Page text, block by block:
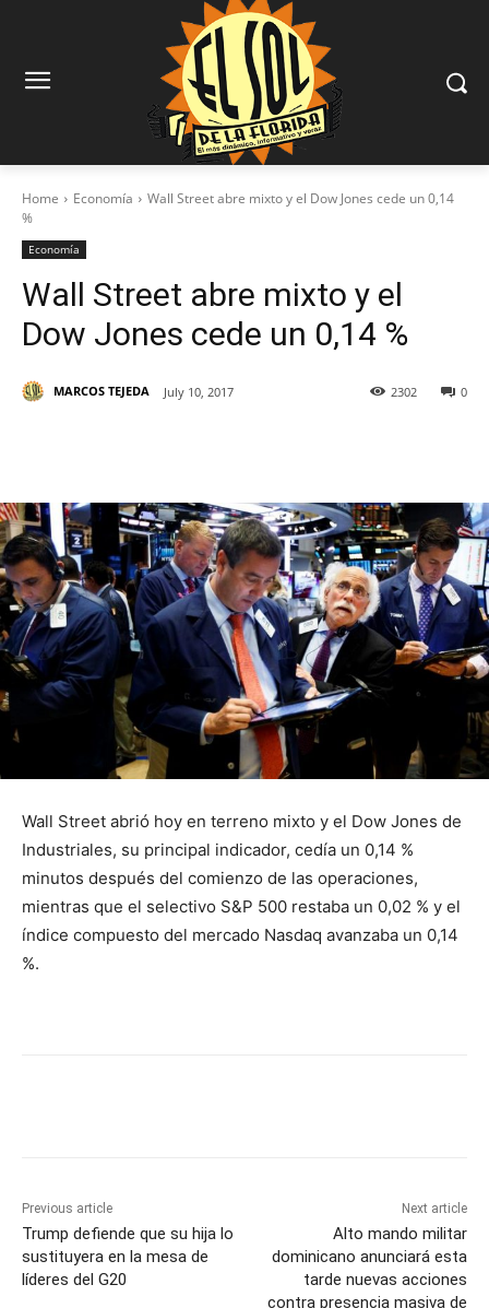
Home Economía
Wall Street abre mixto y el Dow Jones cede un 0,14
%
Economía
Wall Street abre mixto y el
Dow Jones cede un 0,14 %
MARCOS TEJEDA July 10, 2017 0
2302
Wall Street abrió hoy en terreno mixto y el Dow Jones de
Industriales, su principal indicador, cedía un 0,14 %
minutos después del comienzo de las operaciones,
mientras que el selectivo S&P 500 restaba un 0,02 % y el
índice compuesto del mercado Nasdaq avanzaba un 0,14
%.
Previous article
Trump defiende que su hija lo
sustituyera en la mesa de
líderes del G20
Next article
Alto mando militar
dominicano anunciará esta
tarde nuevas acciones
contra presencia masiva de